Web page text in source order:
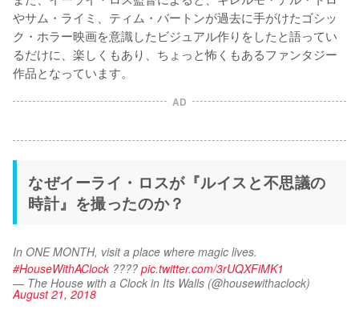
やサム・ライミ、ティム・バートンが過去に手がけたゴシッ
ク・ホラー映画を意識したビジュアル作りをしたと語ってい
るだけに、楽しくもあり、ちょっと怖くもあるファンタジー
作品となっています。
AD
なぜイーライ・ロスが『ルイスと不思議の
時計』を撮ったのか？
#HouseWithAClock ????️ pic.twitter.com/3rUQXFiMK1
— The House with a Clock in Its Walls (@housewithaclock)
August 21, 2018